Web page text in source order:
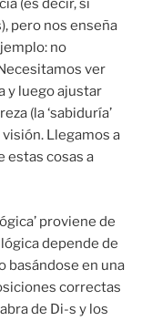
(es decir, si
pero nos enseña
no
ver
y luego ajustar
(la ‘sabiduría’
Llegamos a
estas cosas a
proviene de
depende de
basándose en una
correctas
de Di-s y los